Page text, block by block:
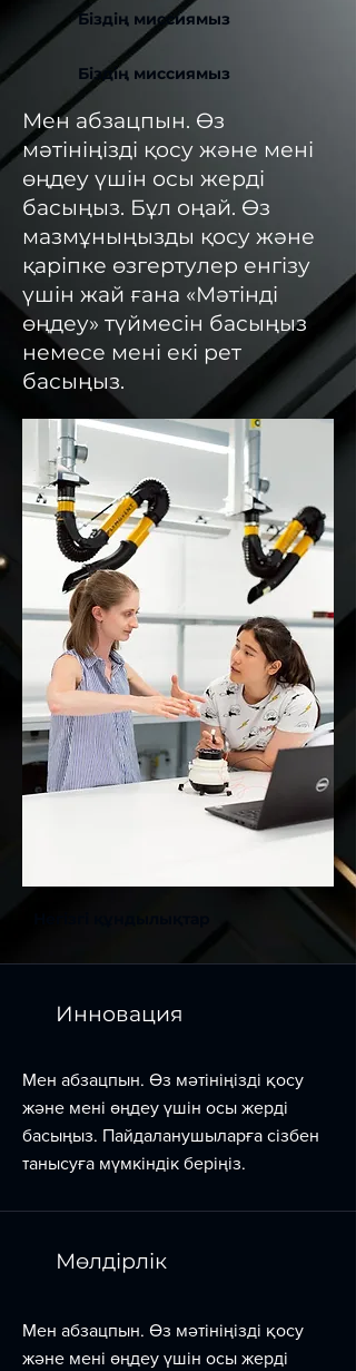
Біздің миссиямыз
Біздің миссиямыз
Мен абзацпын. Өз
мәтініңізді қосу және мені
өңдеу үшін осы жерді
басыңыз. Бұл оңай. Өз
мазмұныңызды қосу және
қаріпке өзгертулер енгізу
үшін жай ғана «Мәтінді
өңдеу» түймесін басыңыз
немесе мені екі рет
басыңыз.
Инновация
Мен абзацпын. Өз мәтініңізді қосу
және мені өңдеу үшін осы жерді
басыңыз. Пайдаланушыларға сізбен
танысуға мүмкіндік беріңіз.
Мөлдірлік
Мен абзацпын. Өз мәтініңізді қосу
және мені өңдеу үшін осы жерді